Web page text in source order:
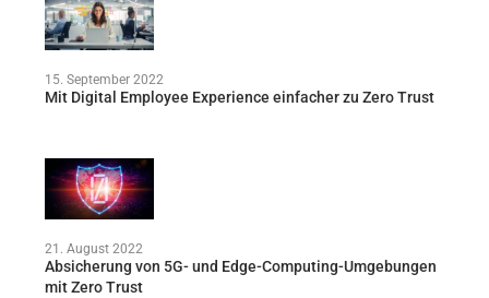
15. September 2022
Mit Digital Employee Experience einfacher zu Zero Trust
21. August 2022
Absicherung von 5G- und Edge-Computing-Umgebungen
mit Zero Trust